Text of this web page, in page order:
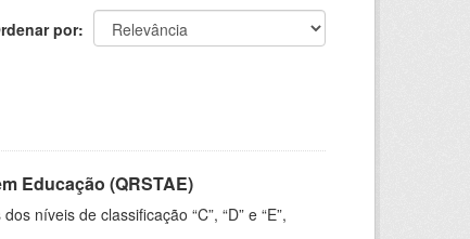
por
Educação (QRSTAE)
níveis de classificação “C”, “D” e “E”,